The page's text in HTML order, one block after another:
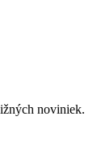
noviniek.